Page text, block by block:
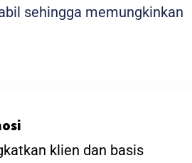
sehingga memungkinkan
klien dan basis